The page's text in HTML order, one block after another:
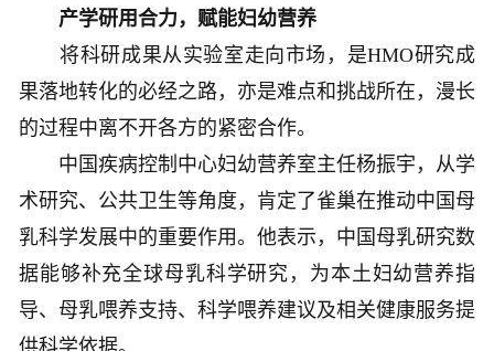
产学研用合力，赋能妇幼营养
将科研成果从实验室走向市场，是HMO研究成
果落地转化的必经之路，亦是难点和挑战所在，漫长
的过程中离不开各方的紧密合作。
中国疾病控制中心妇幼营养室主任杨振宇，从学
术研究、公共卫生等角度，肯定了雀巢在推动中国母
乳科学发展中的重要作用。他表示，中国母乳研究数
据能够补充全球母乳科学研究，为本土妇幼营养指
导、母乳喂养支持、科学喂养建议及相关健康服务提
供科学依据。